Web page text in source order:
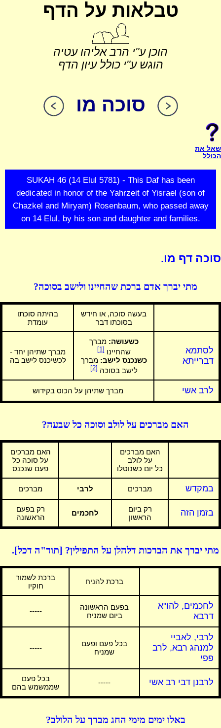
טבלאות על הדף
הוכן ע"י הרב אליהו עטיה
הוגש ע"י כולל עיון הדף
סוכה מו
שאל את
הכולל
SUKAH 46 (14 Elul 5781) - This Daf has been
dedicated in honor of the Yahrzeit of Yisrael (son of
Chazkel and Miryam) Rosenbaum, who passed away
on 14 Elul, by his son and daughter and families.
סוכה דף מו.
מתי יברך אדם ברכת שהחיינו ולישב בסוכה?
בעשה סוכה, או חידש
בסוכתו דבר
בהיתה סוכתו
עומדת
לסתמא
דברייתא
כשעושה: מברך
שהחיינו[1]
כשנכנס לישב: מברך
לישב בסוכה[2]
מברך שתיהן יחד -
לכשיכנס לישב בה
לרב אשי מברך שתיהן על הכוס בקידוש
האם מברכים על לולב וסוכה כל שבעה?
האם מברכים
על לולב
כל יום כשנוטלו
האם מברכים
על סוכה כל
פעם שנכנס
במקדש מברכים לרבי מברכים
בזמן הזה
רק ביום
הראשון
לחכמים
רק בפעם
הראשונה
מתי יברך את הברכות דלהלן על התפילין? [תוד"ה דכל].
ברכת להניח
ברכת לשמור
חוקיו
לחכמים, להו"א
דרבא
בפעם הראשונה
ביום שמניח
-----
לרבי, לאביי
למנהג רבא, לרב
פפי
בכל פעם ופעם
שמניח
-----
לרבנן דבי רב אשי -----
בכל פעם
שממשמש בהם
באלו ימים מימי החג מברך על הלולב?